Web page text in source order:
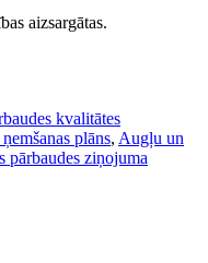
aizsargātas.
kvalitātes
plāns, Augļu un
pārbaudes ziņojuma